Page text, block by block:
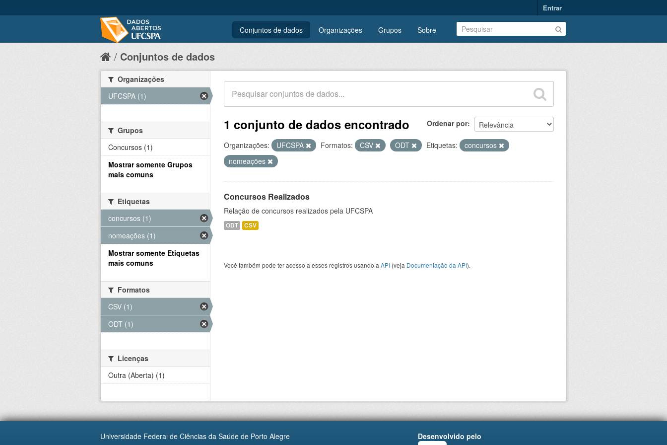
Entrar
Conjuntos de dados Organizações Grupos Sobre
Conjuntos de dados
Ordenar por
1 conjunto de dados encontrado
Organizações: UFCSPA Formatos: CSV ODT Etiquetas:
concursos
nomeações
Concursos Realizados
Relação de concursos realizados pela UFCSPA
ODT CSV
Você também pode ter acesso a esses registros usando a API (veja Documentação da API).
Organizações
UFCSPA (1)
Grupos
Concursos (1)
Mostrar somente Grupos
mais comuns
Etiquetas
concursos (1)
nomeações (1)
Mostrar somente Etiquetas
mais comuns
Formatos
CSV (1)
ODT (1)
Licenças
Outra (Aberta) (1)
Universidade Federal de Ciências da Saúde de Porto Alegre
Desenvolvido pelo